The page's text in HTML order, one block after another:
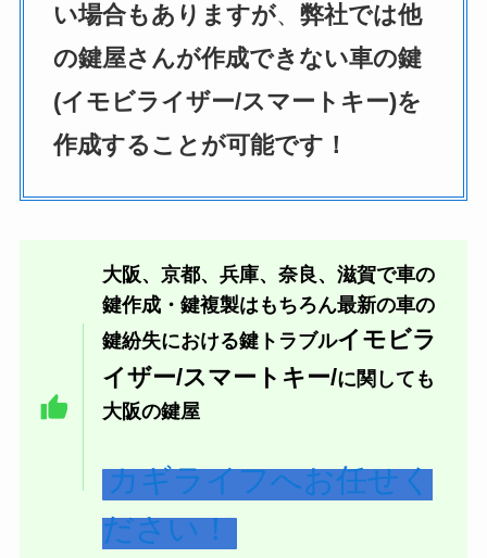
い場合もありますが、 弊社では他
の鍵屋さんが作成できない車の鍵
(イモビライザー/スマートキー)を
作成することが可能です！
大阪、京都、兵庫、奈良、滋賀で車の
鍵作成・鍵複製はもちろん最新の車の
鍵紛失における鍵トラブルイモビラ
イザー/スマートキー/に関しても
大阪の鍵屋
カギライフへお任せく
ださい！